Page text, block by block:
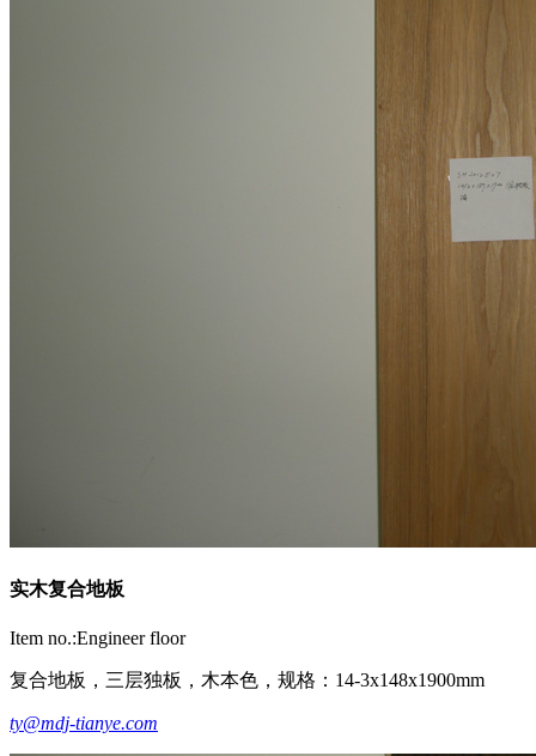
实木复合地板
Item no.:Engineer floor
复合地板，三层独板，木本色，规格：14-3x148x1900mm
ty@mdj-tianye.com